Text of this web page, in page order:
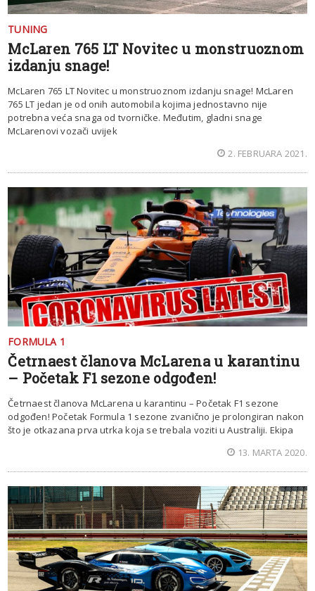
TUNING
McLaren 765 LT Novitec u monstruoznom
izdanju snage!
McLaren 765 LT Novitec u monstruoznom izdanju snage! McLaren
765 LT jedan je od onih automobila kojima jednostavno nije
potrebna veća snaga od tvorničke. Međutim, gladni snage
McLarenovi vozači uvijek
2. FEBRUARA 2021.
FORMULA 1
Četrnaest članova McLarena u karantinu
– Početak F1 sezone odgođen!
Četrnaest članova McLarena u karantinu – Početak F1 sezone
odgođen! Početak Formula 1 sezone zvanično je prolongiran nakon
što je otkazana prva utrka koja se trebala voziti u Australiji. Ekipa
13. MARTA 2020.